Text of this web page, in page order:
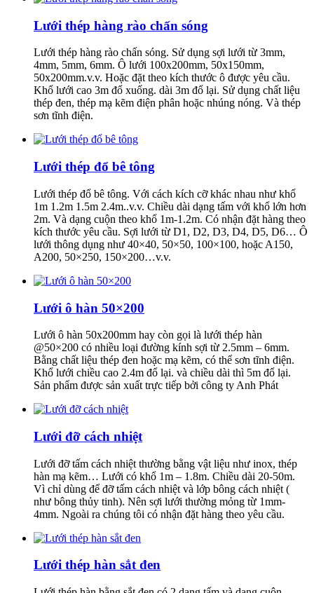
Lưới thép hàng rào chấn sóng
Lưới thép hàng rào chấn sóng. Sử dụng sợi lưới từ 3mm,
4mm, 5mm, 6mm. Ô lưới 100x200mm, 50x150mm,
50x200mm.v.v. Hoặc đặt theo kích thước ô được yêu cầu.
Khổ lưới cao 3m đổ xuống. dài 3m đổ lại. Sử dụng chất liệu
thép đen, thép mạ kẽm điện phân hoặc nhúng nóng. Và thép
sơn tĩnh điện.
Lưới thép đổ bê tông
Lưới thép đổ bê tông. Với cách kích cỡ khác nhau như khổ
1m 1.2m 1.5m 2.4m..v.v. Chiều dài dạng tấm với khổ lớn hơn
2m. Và dạng cuộn theo khổ 1m-1.2m. Có nhận đặt hàng theo
kích thước yêu cầu. Sợi lưới từ D1, D2, D3, D4, D5, D6… Ô
lưới thông dụng như 40×40, 50×50, 100×100, hoặc A150,
A200, 50×250, 150×200…v.v.
Lưới ô hàn 50×200
Lưới ô hàn 50x200mm hay còn gọi là lưới thép hàn
@50×200 có nhiều loại đường kính sợi từ 2.5mm – 6mm.
Bằng chất liệu thép đen hoặc mạ kẽm, có thể sơn tĩnh điện.
Khổ lưới chiều cao 2.4m đổ lại. và chiều dài thì 5m đổ lại.
Sản phẩm được sản xuất trực tiếp bởi công ty Anh Phát
Lưới đỡ cách nhiệt
Lưới đỡ tấm cách nhiệt thường bằng vật liệu như inox, thép
hàn mạ kẽm… Lưới có khổ 1m – 1.8m. Chiều dài 20-50m.
Vì chỉ dùng để đỡ tấm cách nhiệt và lớp bông cách nhiệt (
như bông thủy tinh). Nên sợi lưới thường mỏng từ 1mm-
4mm. Ngoài ra chúng tôi có nhận đặt hàng theo yêu cầu.
Lưới thép hàn sắt đen